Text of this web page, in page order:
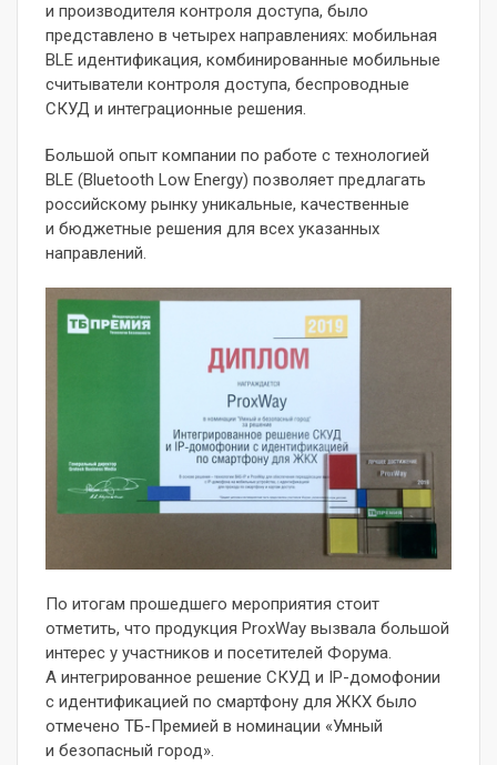
и производителя контроля доступа, было
представлено в четырех направлениях: мобильная
BLE идентификация, комбинированные мобильные
считыватели контроля доступа, беспроводные
СКУД и интеграционные решения.
Большой опыт компании по работе с технологией
BLE (Bluetooth Low Energy) позволяет предлагать
российскому рынку уникальные, качественные
и бюджетные решения для всех указанных
направлений.
По итогам прошедшего мероприятия стоит
отметить, что продукция ProxWay вызвала большой
интерес у участников и посетителей Форума.
А интегрированное решение СКУД и IP-домофонии
с идентификацией по смартфону для ЖКХ было
отмечено ТБ-Премией в номинации «Умный
и безопасный город».